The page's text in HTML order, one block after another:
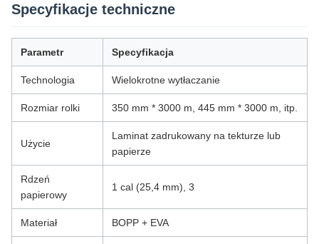
Specyfikacje techniczne
Parametr Specyfikacja
Technologia Wielokrotne wytłaczanie
Rozmiar rolki 350 mm * 3000 m, 445 mm * 3000 m, itp.
Użycie
Laminat zadrukowany na tekturze lub
papierze
Rdzeń
papierowy
1 cal (25,4 mm), 3
Materiał BOPP + EVA